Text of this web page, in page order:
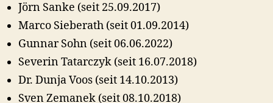
Jörn Sanke (seit 25.09.2017)
Marco Sieberath (seit 01.09.2014)
Gunnar Sohn (seit 06.06.2022)
Severin Tatarczyk (seit 16.07.2018)
Dr. Dunja Voos (seit 14.10.2013)
Sven Zemanek (seit 08.10.2018)